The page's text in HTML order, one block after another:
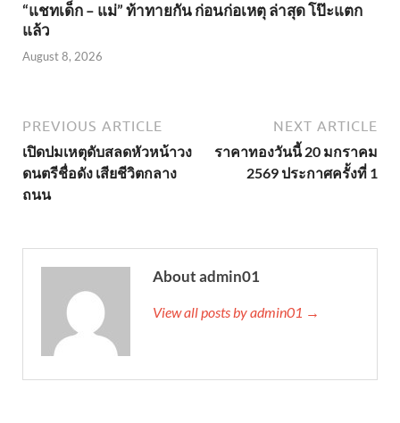
“แชทเด็ก – แม่” ท้าทายกัน ก่อนก่อเหตุ ล่าสุด โป๊ะแตก
แล้ว
August 8, 2026
PREVIOUS ARTICLE
เปิดปมเหตุดับสลดหัวหน้าวง
ดนตรีชื่อดัง เสียชีวิตกลาง
ถนน
NEXT ARTICLE
ราคาทองวันนี้ 20 มกราคม
2569 ประกาศครั้งที่ 1
About admin01
View all posts by admin01 →